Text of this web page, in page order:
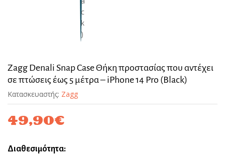
Zagg Denali Snap Case Θήκη προστασίας που αντέχει
σε πτώσεις έως 5 μέτρα – iPhone 14 Pro (Black)
Κατασκευαστής: Zagg
49,90€
Διαθεσιμότητα: